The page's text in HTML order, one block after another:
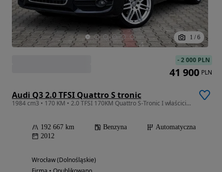
1 / 6
Audi Q3 2.0 TFSI Quattro S tronic
1984 cm3 • 170 KM • 2.0 TFSI 170KM Quattro S-Tronic I właściciel Full LED Navi
192 667 km Benzyna
Automatyczna
2012
Wrocław (Dolnośląskie)
-2 000 PLN
41 900 PLN